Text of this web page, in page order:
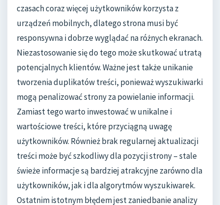
czasach coraz więcej użytkowników korzysta z
urządzeń mobilnych, dlatego strona musi być
responsywna i dobrze wyglądać na różnych ekranach.
Niezastosowanie się do tego może skutkować utratą
potencjalnych klientów. Ważne jest także unikanie
tworzenia duplikatów treści, ponieważ wyszukiwarki
mogą penalizować strony za powielanie informacji.
Zamiast tego warto inwestować w unikalne i
wartościowe treści, które przyciągną uwagę
użytkowników. Również brak regularnej aktualizacji
treści może być szkodliwy dla pozycji strony – stale
świeże informacje są bardziej atrakcyjne zarówno dla
użytkowników, jak i dla algorytmów wyszukiwarek.
Ostatnim istotnym błędem jest zaniedbanie analizy